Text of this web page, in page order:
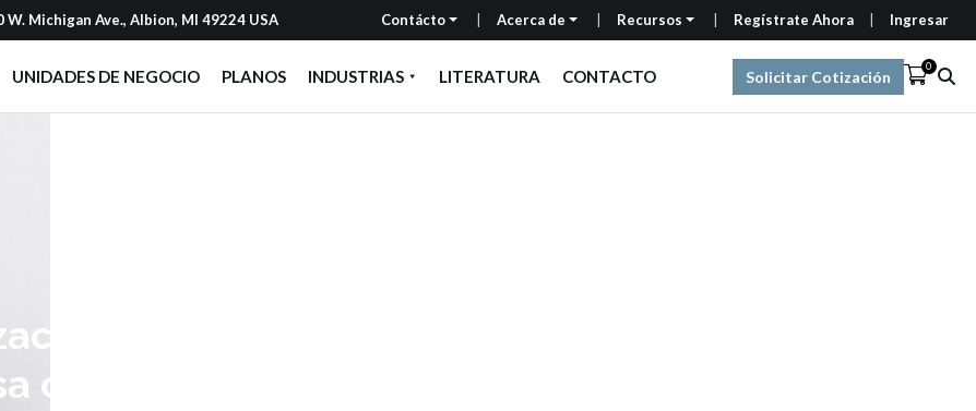
W. Michigan Ave., Albion, MI 49224 USA Contácto Acerca de Recursos Regístrate Ahora Ingresar
UNIDADES DE NEGOCIO PLANOS INDUSTRIAS LITERATURA CONTACTO Solicitar Cotización
0
en masa vence a una estrategia de
con mejor calidad, entrega y costo.